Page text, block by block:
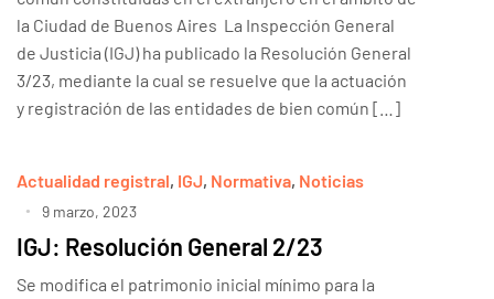
la Ciudad de Buenos Aires La Inspección General
de Justicia (IGJ) ha publicado la Resolución General
3/23, mediante la cual se resuelve que la actuación
y registración de las entidades de bien común […]
Actualidad registral, IGJ, Normativa, Noticias
9 marzo, 2023
IGJ: Resolución General 2/23
Se modifica el patrimonio inicial mínimo para la